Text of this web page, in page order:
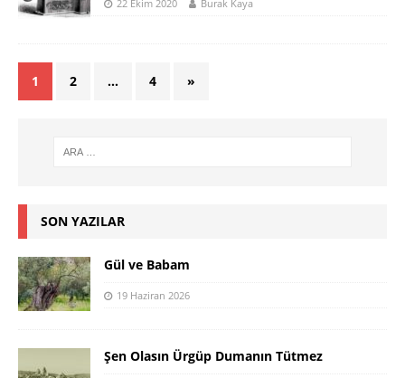
22 Ekim 2020 Burak Kaya
1 2 … 4 »
SON YAZILAR
Gül ve Babam
19 Haziran 2026
Şen Olasın Ürgüp Dumanın Tütmez